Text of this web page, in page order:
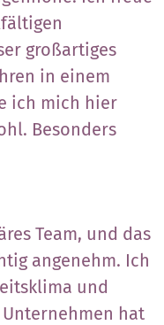
großartiges
in einem
ich mich hier
Besonders
Team, und das
angenehm. Ich
und
hat